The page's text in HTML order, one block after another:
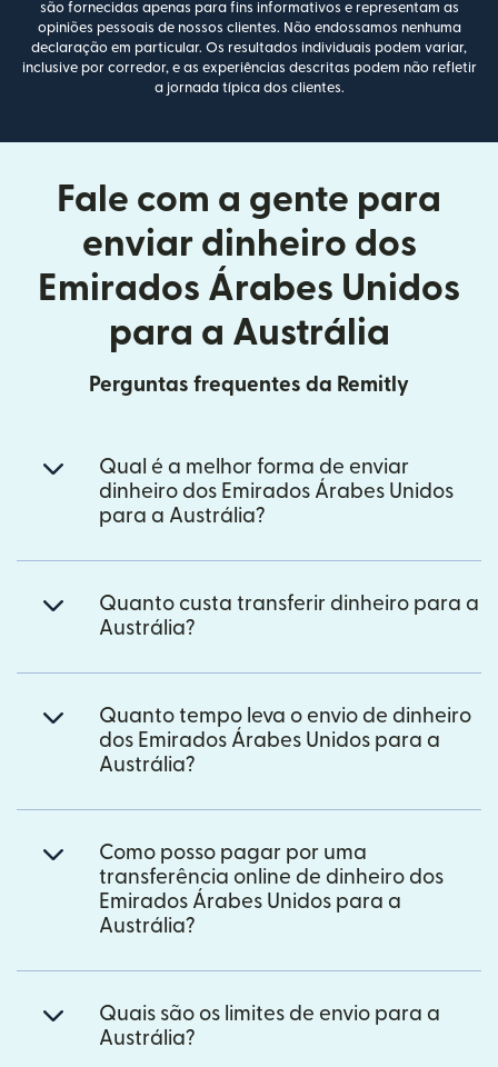
são fornecidas apenas para fins informativos e representam as
opiniões pessoais de nossos clientes. Não endossamos nenhuma
declaração em particular. Os resultados individuais podem variar,
inclusive por corredor, e as experiências descritas podem não refletir
a jornada típica dos clientes.
Fale com a gente para
enviar dinheiro dos
Emirados Árabes Unidos
para a Austrália
Perguntas frequentes da Remitly
Qual é a melhor forma de enviar
dinheiro dos Emirados Árabes Unidos
para a Austrália?
Quanto custa transferir dinheiro para a
Austrália?
Quanto tempo leva o envio de dinheiro
dos Emirados Árabes Unidos para a
Austrália?
Como posso pagar por uma
transferência online de dinheiro dos
Emirados Árabes Unidos para a
Austrália?
Quais são os limites de envio para a
Austrália?